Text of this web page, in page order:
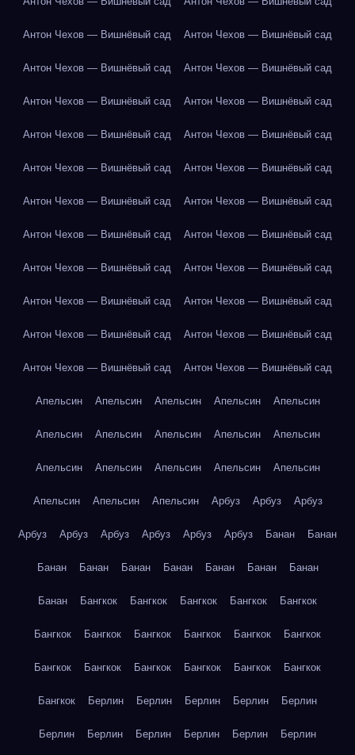
Антон Чехов — Вишнёвый сад Антон Чехов — Вишнёвый сад
Антон Чехов — Вишнёвый сад Антон Чехов — Вишнёвый сад
Антон Чехов — Вишнёвый сад Антон Чехов — Вишнёвый сад
Антон Чехов — Вишнёвый сад Антон Чехов — Вишнёвый сад
Антон Чехов — Вишнёвый сад Антон Чехов — Вишнёвый сад
Антон Чехов — Вишнёвый сад Антон Чехов — Вишнёвый сад
Антон Чехов — Вишнёвый сад Антон Чехов — Вишнёвый сад
Антон Чехов — Вишнёвый сад Антон Чехов — Вишнёвый сад
Антон Чехов — Вишнёвый сад Антон Чехов — Вишнёвый сад
Антон Чехов — Вишнёвый сад Антон Чехов — Вишнёвый сад
Антон Чехов — Вишнёвый сад Антон Чехов — Вишнёвый сад
Апельсин Апельсин Апельсин Апельсин Апельсин
Апельсин Апельсин Апельсин Апельсин Апельсин
Апельсин Апельсин Апельсин Апельсин Апельсин
Апельсин Апельсин Апельсин Арбуз Арбуз Арбуз
Арбуз Арбуз Арбуз Арбуз Арбуз Арбуз Банан Банан
Банан Банан Банан Банан Банан Банан Банан
Банан Бангкок Бангкок Бангкок Бангкок Бангкок
Бангкок Бангкок Бангкок Бангкок Бангкок Бангкок
Бангкок Бангкок Бангкок Бангкок Бангкок Бангкок
Бангкок Берлин Берлин Берлин Берлин Берлин
Берлин Берлин Берлин Берлин Берлин Берлин